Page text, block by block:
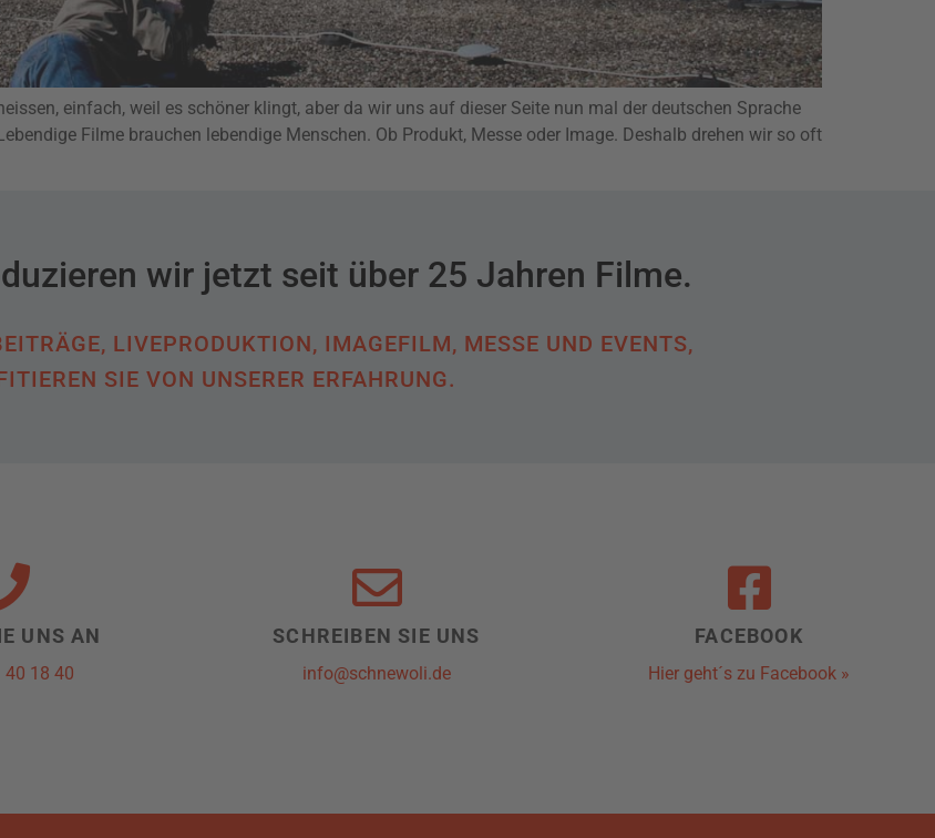
einfach, weil es schöner klingt, aber da wir uns auf dieser Seite nun mal der deutschen Sprache
Filme brauchen lebendige Menschen. Ob Produkt, Messe oder Image. Deshalb drehen wir so oft
wir jetzt seit über 25 Jahren Filme.
LIVEPRODUKTION, IMAGEFILM, MESSE UND EVENTS,
SIE VON UNSERER ERFAHRUNG.
UNS AN
18 40
SCHREIBEN SIE UNS
info@schnewoli.de
FACEBOOK
Hier geht´s zu Facebook »